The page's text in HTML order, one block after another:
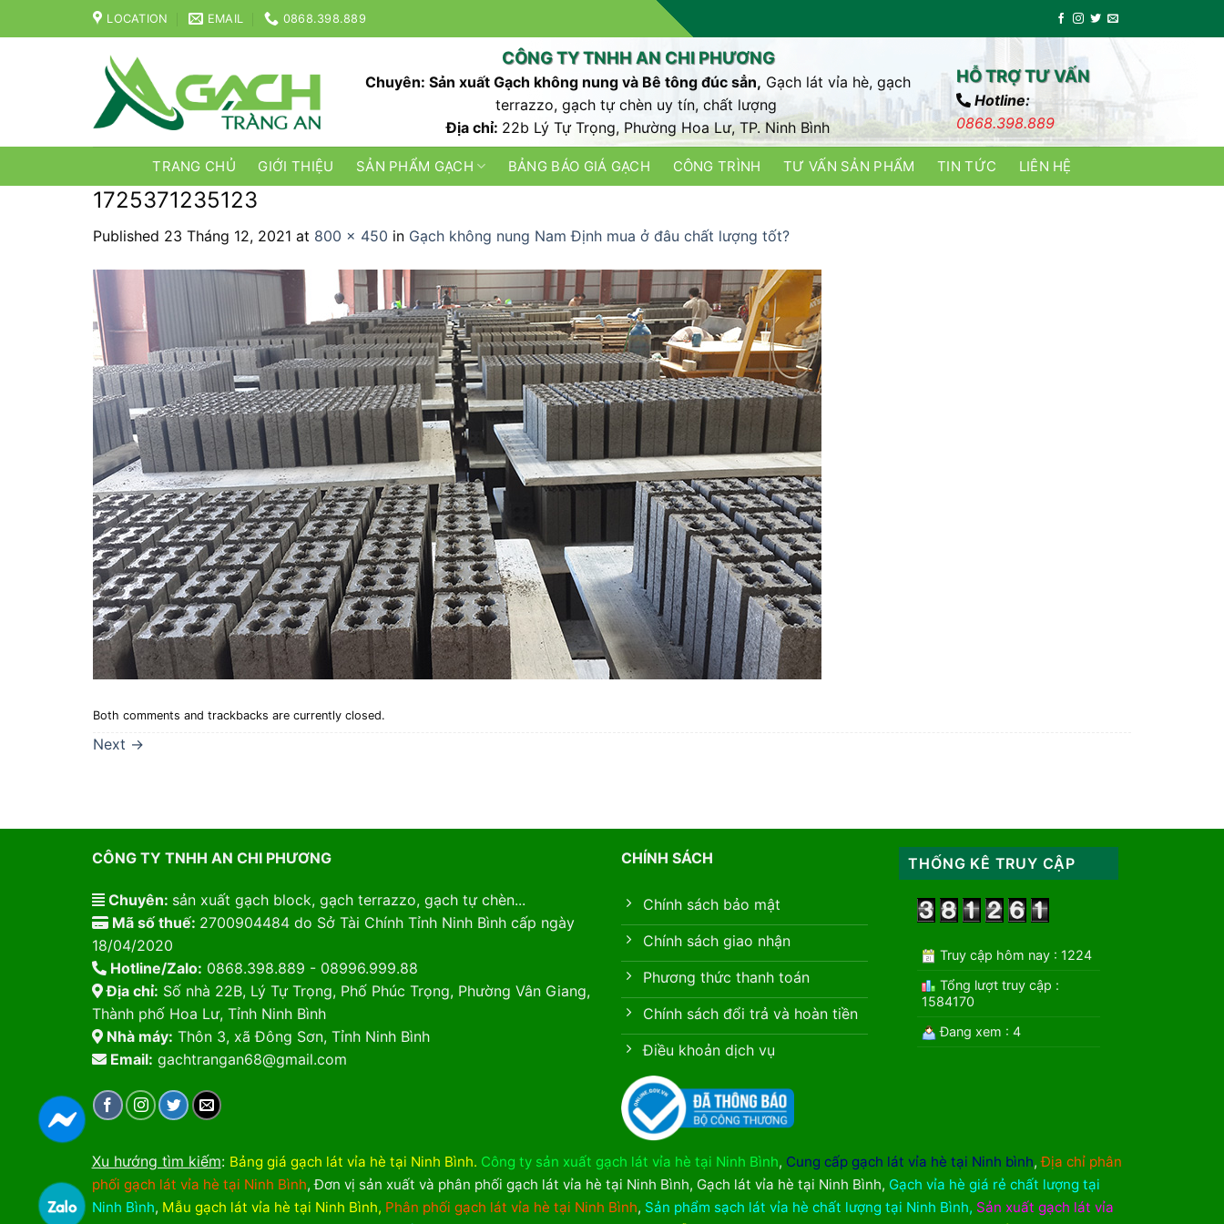
to
LOCATION EMAIL 0868.398.889
CÔNG TY TNHH AN CHI PHƯƠNG
Chuyên: Sản xuất Gạch không nung và Bê tông đúc sẳn, Gạch lát vỉa hè, gạch
terrazzo, gạch tự chèn uy tín, chất lượng
Địa chỉ: 22b Lý Tự Trọng, Phường Hoa Lư, TP. Ninh Bình
HỖ TRỢ TƯ VẤN
Hotline:
0868.398.889
TRANG CHỦ GIỚI THIỆU SẢN PHẨM GẠCH BẢNG BÁO GIÁ GẠCH CÔNG TRÌNH TƯ VẤN SẢN PHẨM TIN TỨC LIÊN HỆ
1725371235123
Published 23 Tháng 12, 2021 at 800 × 450 in Gạch không nung Nam Định mua ở đâu chất lượng tốt?
Both comments and trackbacks are currently closed.
Next →
CÔNG TY TNHH AN CHI PHƯƠNG
Chuyên: sản xuất gạch block, gạch terrazzo, gạch tự chèn...
Mã số thuế: 2700904484 do Sở Tài Chính Tỉnh Ninh Bình cấp ngày
18/04/2020
Hotline/Zalo: 0868.398.889 - 08996.999.88
Địa chỉ: Số nhà 22B, Lý Tự Trọng, Phố Phúc Trọng, Phường Vân Giang,
Thành phố Hoa Lư, Tỉnh Ninh Bình
Nhà máy: Thôn 3, xã Đông Sơn, Tỉnh Ninh Bình
Email: gachtrangan68@gmail.com
CHÍNH SÁCH
Chính sách bảo mật
Chính sách giao nhận
Phương thức thanh toán
Chính sách đổi trả và hoàn tiền
Điều khoản dịch vụ
THỐNG KÊ TRUY CẬP
Truy cập hôm nay : 1224
Tổng lượt truy cập :
1584170
Đang xem : 4
Xu hướng tìm kiếm: Bảng giá gạch lát vỉa hè tại Ninh Bình. Công ty sản xuất gạch lát vỉa hè tại Ninh Bình, Cung cấp gạch lát vỉa hè tại Ninh bình,Địa chỉ phân
phối gạch lát vỉa hè tại Ninh Bình,Đơn vị sản xuất và phân phối gạch lát vỉa hè tại Ninh Bình, Gạch lát vỉa hè tại Ninh Bình, Gạch vỉa hè giá rẻ chất lượng tại
Ninh Bình, Mẫu gạch lát vỉa hè tại Ninh Bình, Phân phối gạch lát vỉa hè tại Ninh Bình, Sản phẩm sạch lát vỉa hè chất lượng tại Ninh Bình, Sản xuất gạch lát vỉa